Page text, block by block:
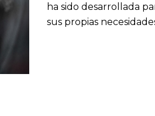
ha sido desarrollada
sus propias